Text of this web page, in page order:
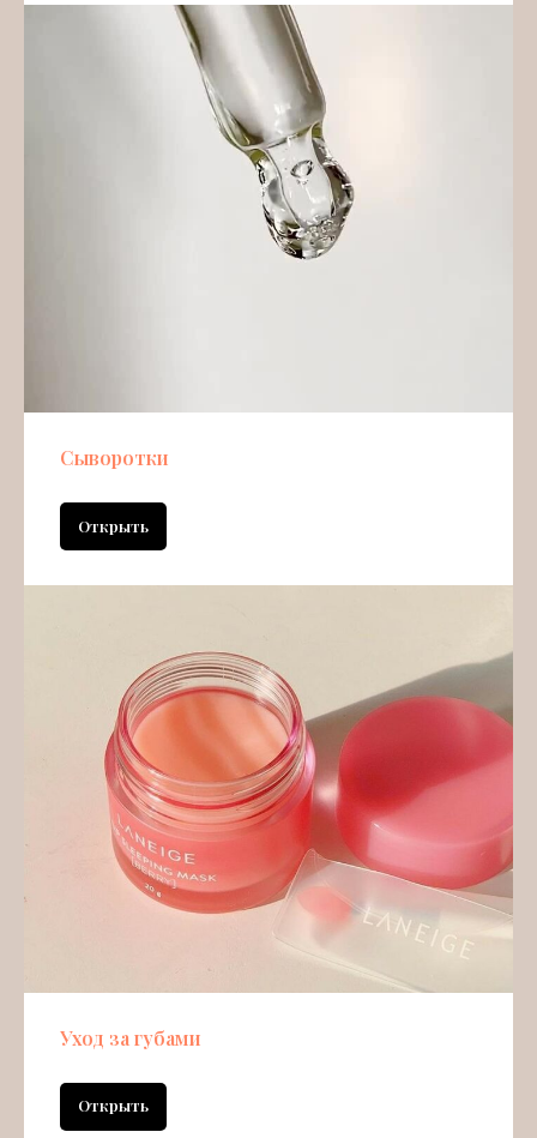
Сыворотки
Открыть
Уход за губами
Открыть